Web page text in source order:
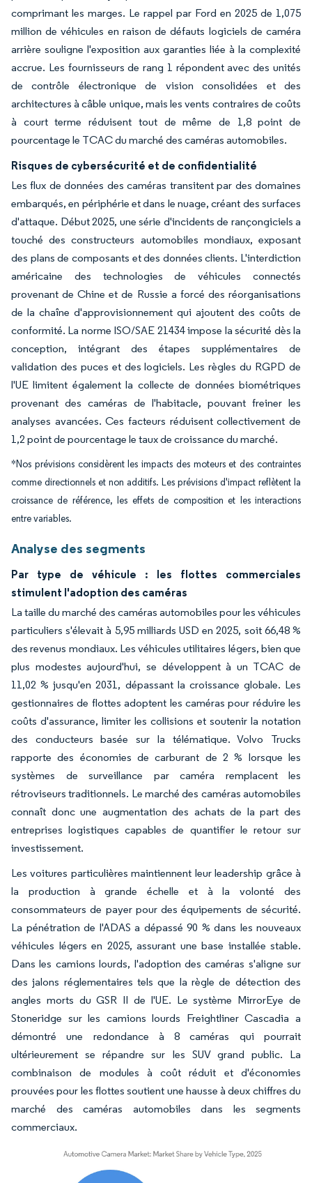
comprimant les marges. Le rappel par Ford en 2025 de 1,075
million de véhicules en raison de défauts logiciels de caméra
arrière souligne l'exposition aux garanties liée à la complexité
accrue. Les fournisseurs de rang 1 répondent avec des unités
de contrôle électronique de vision consolidées et des
architectures à câble unique, mais les vents contraires de coûts
à court terme réduisent tout de même de 1,8 point de
pourcentage le TCAC du marché des caméras automobiles.
Risques de cybersécurité et de confidentialité
Les flux de données des caméras transitent par des domaines
embarqués, en périphérie et dans le nuage, créant des surfaces
d'attaque. Début 2025, une série d'incidents de rançongiciels a
touché des constructeurs automobiles mondiaux, exposant
des plans de composants et des données clients. L'interdiction
américaine des technologies de véhicules connectés
provenant de Chine et de Russie a forcé des réorganisations
de la chaîne d'approvisionnement qui ajoutent des coûts de
conformité. La norme ISO/SAE 21434 impose la sécurité dès la
conception, intégrant des étapes supplémentaires de
validation des puces et des logiciels. Les règles du RGPD de
l'UE limitent également la collecte de données biométriques
provenant des caméras de l'habitacle, pouvant freiner les
analyses avancées. Ces facteurs réduisent collectivement de
1,2 point de pourcentage le taux de croissance du marché.
*Nos prévisions considèrent les impacts des moteurs et des contraintes
comme directionnels et non additifs. Les prévisions d'impact reflètent la
croissance de référence, les effets de composition et les interactions
entre variables.
Analyse des segments
Par type de véhicule : les flottes commerciales
stimulent l'adoption des caméras
La taille du marché des caméras automobiles pour les véhicules
particuliers s'élevait à 5,95 milliards USD en 2025, soit 66,48 %
des revenus mondiaux. Les véhicules utilitaires légers, bien que
plus modestes aujourd'hui, se développent à un TCAC de
11,02 % jusqu'en 2031, dépassant la croissance globale. Les
gestionnaires de flottes adoptent les caméras pour réduire les
coûts d'assurance, limiter les collisions et soutenir la notation
des conducteurs basée sur la télématique. Volvo Trucks
rapporte des économies de carburant de 2 % lorsque les
systèmes de surveillance par caméra remplacent les
rétroviseurs traditionnels. Le marché des caméras automobiles
connaît donc une augmentation des achats de la part des
entreprises logistiques capables de quantifier le retour sur
investissement.
Les voitures particulières maintiennent leur leadership grâce à
la production à grande échelle et à la volonté des
consommateurs de payer pour des équipements de sécurité.
La pénétration de l'ADAS a dépassé 90 % dans les nouveaux
véhicules légers en 2025, assurant une base installée stable.
Dans les camions lourds, l'adoption des caméras s'aligne sur
des jalons réglementaires tels que la règle de détection des
angles morts du GSR II de l'UE. Le système MirrorEye de
Stoneridge sur les camions lourds Freightliner Cascadia a
démontré une redondance à 8 caméras qui pourrait
ultérieurement se répandre sur les SUV grand public. La
combinaison de modules à coût réduit et d'économies
prouvées pour les flottes soutient une hausse à deux chiffres du
marché des caméras automobiles dans les segments
commerciaux.